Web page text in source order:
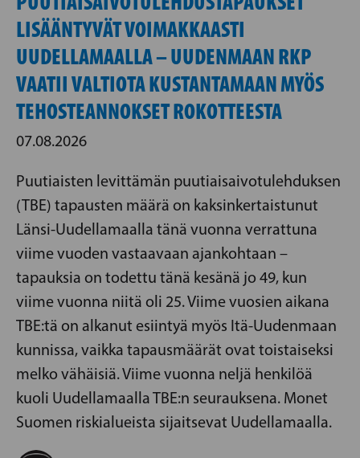
LISÄÄNTYVÄT VOIMAKKAASTI
UUDELLAMAALLA – UUDENMAAN RKP
VAATII VALTIOTA KUSTANTAMAAN MYÖS
TEHOSTEANNOKSET ROKOTTEESTA
07.08.2026
Puutiaisten levittämän puutiaisaivotulehduksen
(TBE) tapausten määrä on kaksinkertaistunut
Länsi-Uudellamaalla tänä vuonna verrattuna
viime vuoden vastaavaan ajankohtaan –
tapauksia on todettu tänä kesänä jo 49, kun
viime vuonna niitä oli 25. Viime vuosien aikana
TBE:tä on alkanut esiintyä myös Itä-Uudenmaan
kunnissa, vaikka tapausmäärät ovat toistaiseksi
melko vähäisiä. Viime vuonna neljä henkilöä
kuoli Uudellamaalla TBE:n seurauksena. Monet
Suomen riskialueista sijaitsevat Uudellamaalla.